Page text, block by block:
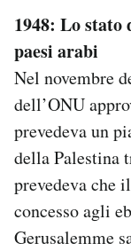
1948: Lo
paesi arabi
Nel novembre
dell’ONU
prevedeva un
della Palestina
prevedeva che
concesso agli
Gerusalemme